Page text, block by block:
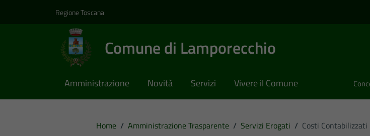
Regione Toscana
Comune di Lamporecchio
Amministrazione Novità Servizi Vivere il Comune
Home / Amministrazione Trasparente / Servizi Erogati / Costi Contabilizzati